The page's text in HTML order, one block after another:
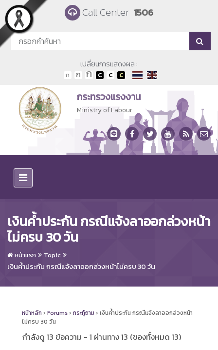
Skip to main content Call Center 1506
เปลี่ยนการแสดงผล :
กระทรวงแรงงาน
Ministry of Labour
เงินค้ำประกัน กรณีแจ้งลาออกล่วงหน้า
ไม่ครบ 30 วัน
หน้าแรก Topic
เงินค้ำประกัน กรณีแจ้งลาออกล่วงหน้าไม่ครบ 30 วัน
หน้าหลัก › Forums› กระทู้ถาม › เงินค้ำประกัน กรณีแจ้งลาออกล่วงหน้า
ไม่ครบ 30 วัน
กำลังดู 13 ข้อความ - 1 ผ่านทาง 13 (ของทั้งหมด 13)